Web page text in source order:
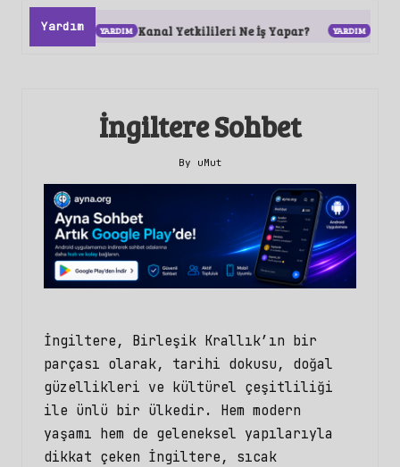
Yardım Kanal Yetkilileri Ne İş Yapar? Sohbet
İngiltere Sohbet
Posted
by
By uMut
İngiltere, Birleşik Krallık’ın bir
parçası olarak, tarihi dokusu, doğal
güzellikleri ve kültürel çeşitliliği
ile ünlü bir ülkedir. Hem modern
yaşamı hem de geleneksel yapılarıyla
dikkat çeken İngiltere, sıcak